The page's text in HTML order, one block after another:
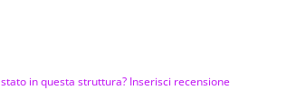
in questa struttura? Inserisci recensione